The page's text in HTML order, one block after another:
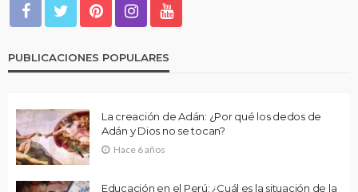
PUBLICACIONES POPULARES
La creación de Adán: ¿Por qué los dedos de
Adán y Dios no se tocan?
Hace 6 años
Educación en el Perú: ¿Cuál es la situación de la